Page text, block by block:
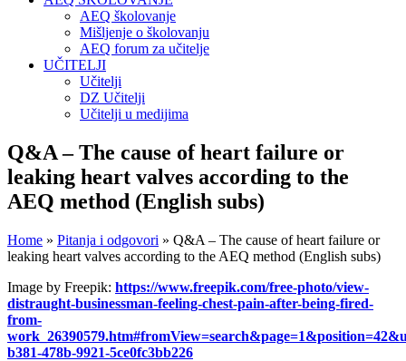
AEQ školovanje
Mišljenje o školovanju
AEQ forum za učitelje
UČITELJI
Učitelji
DZ Učitelji
Učitelji u medijima
Q&A – The cause of heart failure or
leaking heart valves according to the
AEQ method (English subs)
Home » Pitanja i odgovori » Q&A – The cause of heart failure or
leaking heart valves according to the AEQ method (English subs)
Image by Freepik: https://www.freepik.com/free-photo/view-
distraught-businessman-feeling-chest-pain-after-being-fired-
from-
b381-478b-9921-5ce0fc3bb226